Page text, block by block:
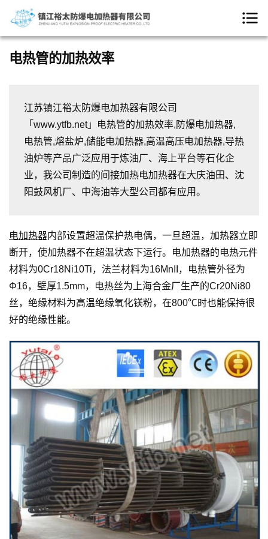
电热管的加热效率
江苏镇江裕太防爆电加热器有限公司
「www.ytfb.net」电热管的加热效率,防爆电加热器,
电热管,熔盐炉,储能电加热器,高温高压电加热器,导热
油炉等产品广泛应用于炼油厂、海上平台等石化企
业，我公司制造的间接加热电加热器在大庆油田、沈
阳鼓风机厂、中海油等大型公司都有应用。
电加热器内部设置超温保护热电偶，一旦超温，加热器立即
断开，使加热器不在超温状态下运行。电加热器的电热元件
材料为0Cr18Ni10Ti，法兰材料为16MnII，电热管外径为
Φ16，壁厚1.5mm，电热丝为上海合金厂生产的Cr20Ni80
丝，绝缘材料为高温绝缘氧化镁粉，在800℃时也能保持很
好的绝缘性能。